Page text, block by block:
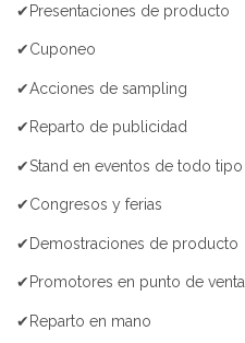
✔Presentaciones de producto
✔Cuponeo
✔Acciones de sampling
✔Reparto de publicidad
✔Stand en eventos de todo tipo
✔Congresos y ferias
✔Demostraciones de producto
✔Promotores en punto de venta
✔Reparto en mano